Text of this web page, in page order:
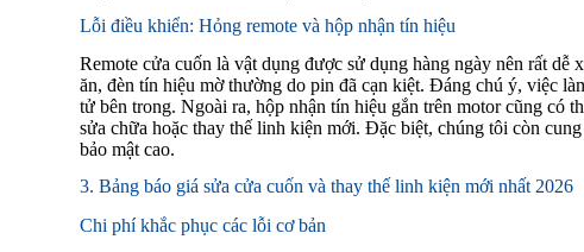
Lỗi điều khiển: Hỏng remote và hộp nhận tín hiệu
Remote cửa cuốn là vật dụng được sử dụng hàng ngày nên rất
ăn, đèn tín hiệu mờ thường do pin đã cạn kiệt. Đáng chú ý, việc
tử bên trong. Ngoài ra, hộp nhận tín hiệu gắn trên motor cũng có
sửa chữa hoặc thay thế linh kiện mới. Đặc biệt, chúng tôi còn
bảo mật cao.
3. Bảng báo giá sửa cửa cuốn và thay thế linh kiện mới nhất 2026
Chi phí khắc phục các lỗi cơ bản